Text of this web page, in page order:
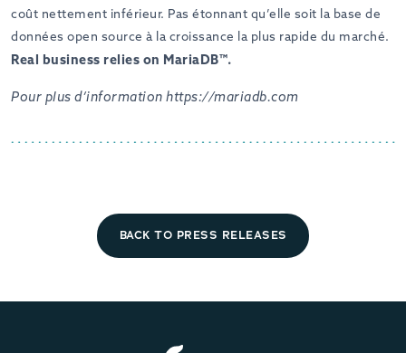
coût nettement inférieur. Pas étonnant qu’elle soit la base de
données open source à la croissance la plus rapide du marché.
Real business relies on MariaDB™.
Pour plus d’information https://mariadb.com
BACK TO PRESS RELEASES